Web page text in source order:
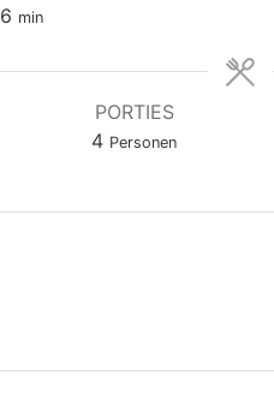
6minuten
min
PORTIES
4 Personen